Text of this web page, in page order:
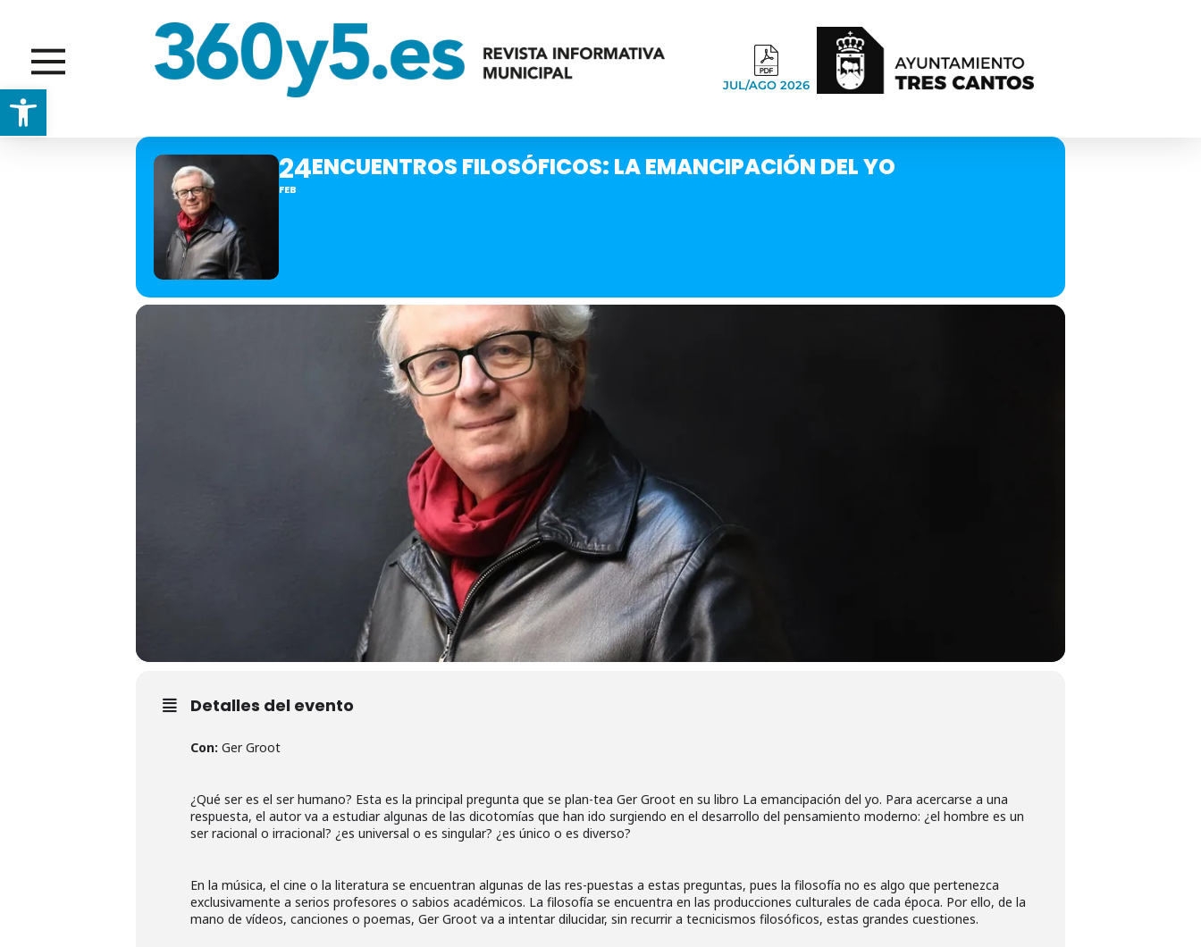
Abrir barra de herramientas JUL/AGO 2026
24
FEB
ENCUENTROS FILOSÓFICOS: LA EMANCIPACIÓN DEL YO
Detalles del evento
Con: Ger Groot
¿Qué ser es el ser humano? Esta es la principal pregunta que se plan-tea Ger Groot en su libro La emancipación del yo. Para acercarse a una
respuesta, el autor va a estudiar algunas de las dicotomías que han ido surgiendo en el desarrollo del pensamiento moderno: ¿el hombre es un
ser racional o irracional? ¿es universal o es singular? ¿es único o es diverso?
En la música, el cine o la literatura se encuentran algunas de las res-puestas a estas preguntas, pues la filosofía no es algo que pertenezca
exclusivamente a serios profesores o sabios académicos. La filosofía se encuentra en las producciones culturales de cada época. Por ello, de la
mano de vídeos, canciones o poemas, Ger Groot va a intentar dilucidar, sin recurrir a tecnicismos filosóficos, estas grandes cuestiones.